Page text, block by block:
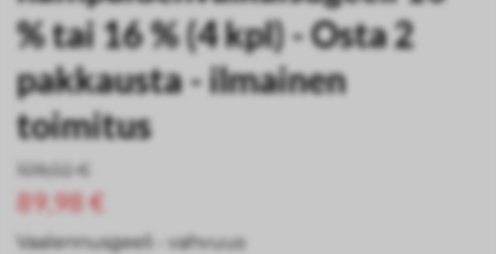
% tai 16 % (4 kpl) - Osta 2
pakkausta - ilmainen
toimitus
109,02 €
89,98 €
Vaalennusgeeli - vahvuus